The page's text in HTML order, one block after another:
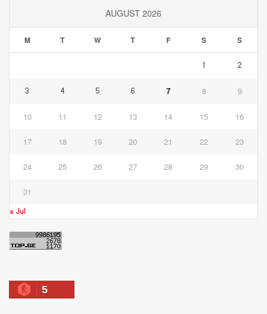
AUGUST 2026
M T W T F S S
1 2
3 4 5 6 7 8 9
10 11 12 13 14 15 16
17 18 19 20 21 22 23
24 25 26 27 28 29 30
31
« Jul
5